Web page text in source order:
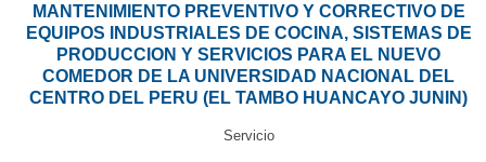
MANTENIMIENTO PREVENTIVO Y CORRECTIVO DE
EQUIPOS INDUSTRIALES DE COCINA, SISTEMAS DE
PRODUCCION Y SERVICIOS PARA EL NUEVO
COMEDOR DE LA UNIVERSIDAD NACIONAL DEL
CENTRO DEL PERU (EL TAMBO HUANCAYO JUNIN)
Servicio